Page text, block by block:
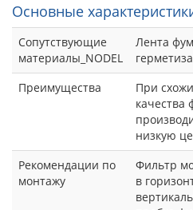
Основные
Сопутствующие
материалы_NODEL
Лента
Преимущества
При
качества
низкую
Рекомендации по
монтажу
Фильтр
в